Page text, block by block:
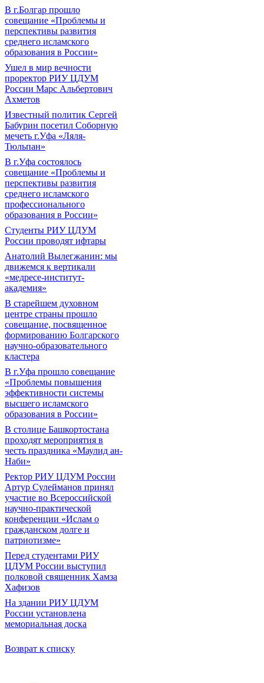
В г.Болгар прошло
совещание «Проблемы и
перспективы развития
среднего исламского
образования в России»
Ушел в мир вечности
проректор РИУ ЦДУМ
России Марс Альбертович
Ахметов
Известный политик Сергей
Бабурин посетил Соборную
мечеть г.Уфа «Ляля-
Тюльпан»
В г.Уфа состоялось
совещание «Проблемы и
перспективы развития
среднего исламского
профессионального
образования в России»
Студенты РИУ ЦДУМ
России проводят ифтары
Анатолий Вылегжанин: мы
движемся к вертикали
«медресе-институт-
академия»
В старейшем духовном
центре страны прошло
совещание, посвященное
формированию Болгарского
научно-образовательного
кластера
В г.Уфа прошло совещание
«Проблемы повышения
эффективности системы
высшего исламского
образования в России»
В столице Башкортостана
проходят мероприятия в
честь праздника «Маулид ан-
Наби»
Ректор РИУ ЦДУМ России
Артур Сулейманов принял
участие во Всероссийской
научно-практической
конференции «Ислам о
гражданском долге и
патриотизме»
Перед студентами РИУ
ЦДУМ России выступил
полковой священник Хамза
Хафизов
На здании РИУ ЦДУМ
России установлена
мемориальная доска
Возврат к списку